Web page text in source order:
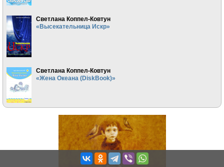
Светлана Коппел-Ковтун
«Высекательница Искр»
Светлана Коппел-Ковтун
«Жена Океана (DiskBook)»